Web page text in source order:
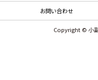
お問い合わせ
Copyright © 小